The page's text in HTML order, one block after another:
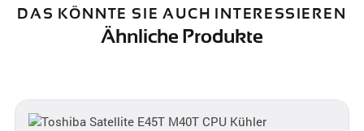
DAS KÖNNTE SIE AUCH INTERESSIEREN
Ähnliche Produkte